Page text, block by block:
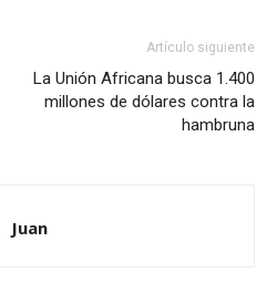
Artículo siguiente
La Unión Africana busca 1.400
millones de dólares contra la
hambruna
Juan